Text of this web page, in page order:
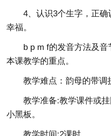
4、认识3个生字，正
幸福。
b p m f的发音方法及音
本课教学的重点。
教学难点：韵母的带调
教学准备:教学课件或挂
小黑板。